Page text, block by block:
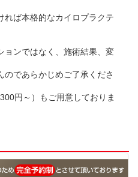
ば本格的なカイロプラクテ
ョンではなく、施術結果、変
であらかじめご了承くださ
円～）もご用意しておりま